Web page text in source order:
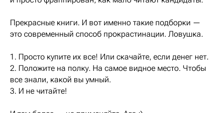
Прекрасные книги. И вот именно такие подборки —
это современный способ прокрастинации. Ловушка.
1. Просто купите их все! Или скачайте, если денег нет.
2. Положите на полку. На самое видное место. Чтобы
все знали, какой вы умный.
3. И не читайте!